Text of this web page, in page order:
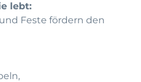
lebt:
Feste fördern den